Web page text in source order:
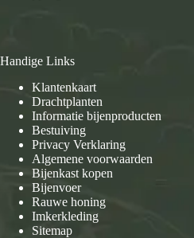
Handige Links
Klantenkaart
Drachtplanten
Informatie bijenproducten
Bestuiving
Privacy Verklaring
Algemene voorwaarden
Bijenkast kopen
Bijenvoer
Rauwe honing
Imkerkleding
Sitemap